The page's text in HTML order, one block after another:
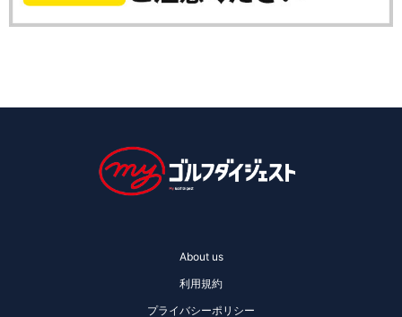
About us
利用規約
プライバシーポリシー